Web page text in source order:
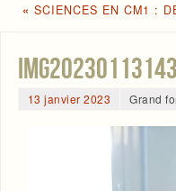
« SCIENCES EN CM1 :
13 janvier 2023 Grand